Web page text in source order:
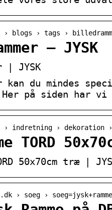
blogs › tags ›
– JYSK
| JYSK
kan du mindes
på siden har
indretning › dekoration ›
TORD
50x70cm træ |
› soeg › soeg=jysk+ramme